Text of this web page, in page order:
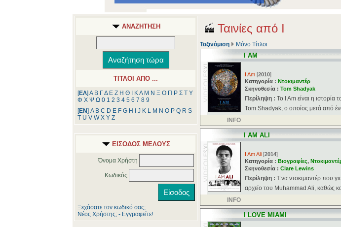
ΑΝΑΖΗΤΗΣΗ
ΤΙΤΛΟΙ ΑΠΟ ...
[ΕΛ] Α Β ΓΔ Ε Ζ Η Θ ΚΛ Μ Ν Ξ Ο Π Ρ Σ Τ Υ
Φ Χ Ψ Ω 0 1 2 3 4 5 6 7 8 9
[ΕΝ] A B C D E F G H J K L M N O P Q R S
T U V W X Y Z
ΕΙΣΟΔΟΣ ΜΕΛΟΥΣ
Όνομα Χρήστη
Κωδικός
Ξεχάσατε τον κωδικό σας;
Νέος Χρήστης; - Εγγραφείτε!
Ταινίες από I
Ταξινόμιση Μόνο Τίτλοι
I AM
I Am [2010]
Κατηγορία : Ντοκιμαντέρ
Σκηνοθεσία : Tom Shadyak
Περίληψη : Το I Am είναι η
Tom Shadyak, ο οποίος μετά από
INFO
I AM ALI
I Am Ali [2014]
Κατηγορία : Βιογραφίες,
Σκηνοθεσία : Clare Lewins
Περίληψη : Ένα ντοκιμαντέρ που
αρχείο του Muhammad Ali, καθώς
INFO
I LOVE MIAMI